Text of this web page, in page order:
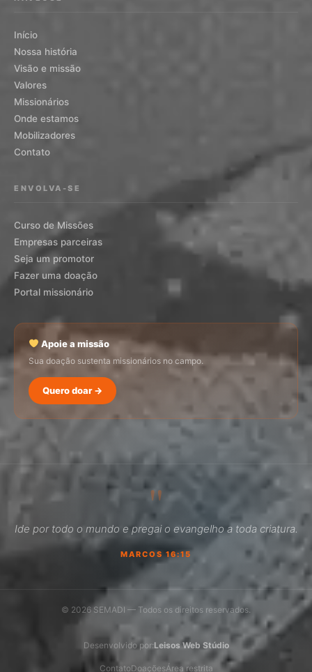
Início
Nossa história
Visão e missão
Valores
Missionários
Onde estamos
Mobilizadores
Contato
ENVOLVA-SE
Curso de Missões
Empresas parceiras
Seja um promotor
Fazer uma doação
Portal missionário
Apoie a missão
Sua doação sustenta missionários no campo.
Quero doar →
"
Ide por todo o mundo e pregai o evangelho a toda criatura.
MARCOS 16:15
© 2026 SEMADI — Todos os direitos reservados.
Desenvolvido por:Leisos Web Stúdio
ContatoDoaçõesÁrea restrita
Como ser um promotor?
Outro assunto